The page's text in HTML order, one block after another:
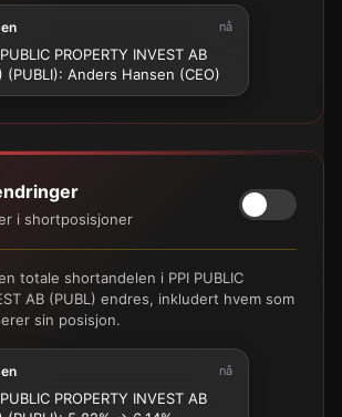
nå
PROPERTY INVEST AB
(PUBLI): Anders Hansen (CEO)
i shortposisjoner
totale shortandelen i PPI PUBLIC
AB (PUBL) endres, inkludert hvem som
sin posisjon.
nå
PROPERTY INVEST AB